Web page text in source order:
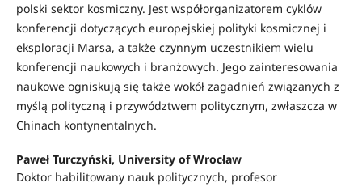
polski sektor kosmiczny. Jest współorganizatorem cyklów
konferencji dotyczących europejskiej polityki kosmicznej i
eksploracji Marsa, a także czynnym uczestnikiem wielu
konferencji naukowych i branżowych. Jego zainteresowania
naukowe ogniskują się także wokół zagadnień związanych z
myślą polityczną i przywództwem politycznym, zwłaszcza w
Chinach kontynentalnych.
Paweł Turczyński, University of Wrocław
Doktor habilitowany nauk politycznych, profesor